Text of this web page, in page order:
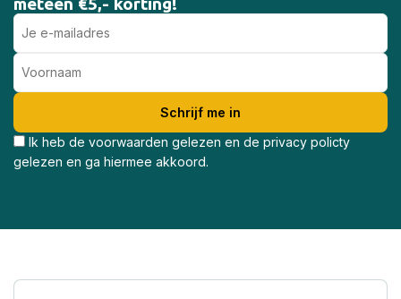
Ik heb de voorwaarden gelezen en de privacy policty
gelezen en ga hiermee akkoord.